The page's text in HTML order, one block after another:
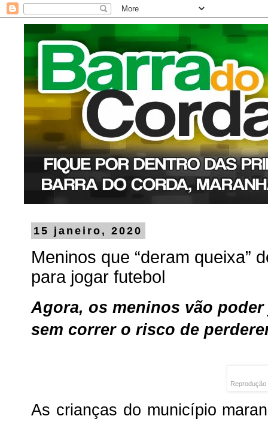
15 janeiro, 2020
Meninos que “deram queixa”
para jogar futebol
Agora, os meninos vão
sem correr o risco de
Reprodução
As crianças do município